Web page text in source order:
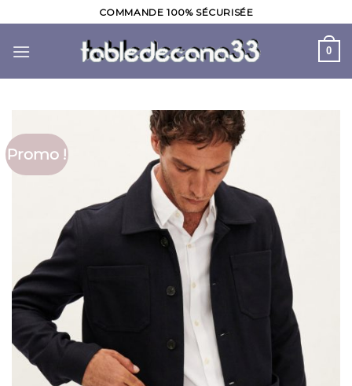
to
content
COMMANDE 100% SÉCURISÉE
0
Promo !